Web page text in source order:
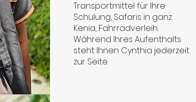
Transportmittel für Ihre
Schulung, Safaris in ganz
Kenia, Fahrradverleih.
Während Ihres Aufenthalts
steht Ihnen Cynthia jederzeit
zur Seite.